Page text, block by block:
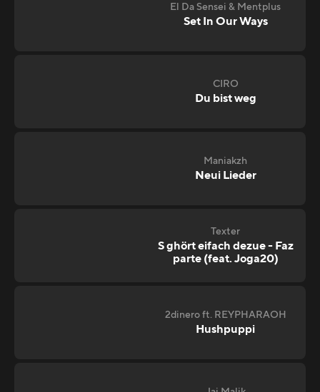
El Da Sensei & Mentplus
Set In Our Ways
CIRO
Du bist weg
Maniakzh
Neui Lieder
Texter
S ghört eifach dezue - Faz
parte (feat. Joga20)
2dinero ft. REYPHARAOH
Hushpuppi